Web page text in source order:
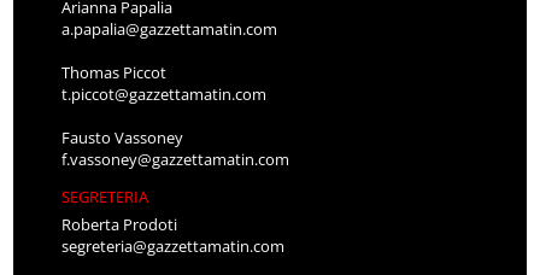
Arianna Papalia
a.papalia@gazzettamatin.com
Thomas Piccot
t.piccot@gazzettamatin.com
Fausto Vassoney
f.vassoney@gazzettamatin.com
SEGRETERIA
Roberta Prodoti
segreteria@gazzettamatin.com